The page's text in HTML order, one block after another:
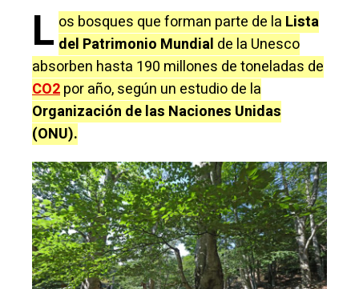
L os bosques que forman parte de la Lista
del Patrimonio Mundial de la Unesco
absorben hasta 190 millones de toneladas de
CO2por año, según un estudio de la
Organización de las Naciones Unidas
(ONU).